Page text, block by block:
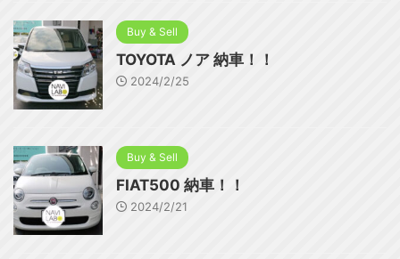
Buy & Sell
TOYOTA ノア 納車！！
2024/2/25
Buy & Sell
FIAT500 納車！！
2024/2/21